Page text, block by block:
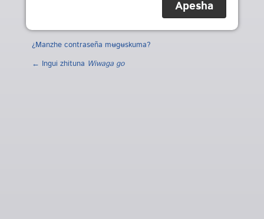
¿Manzhe contraseña mʉgʉskuma?
← Ingui zhituna Wiwaga go